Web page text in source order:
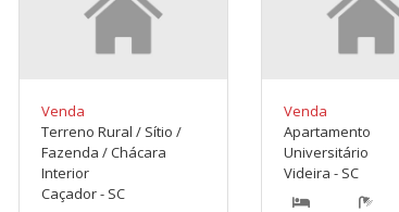
Venda
Terreno Rural / Sítio /
Fazenda / Chácara
Interior
Caçador - SC
Venda
Apartamento
Universitário
Videira - SC